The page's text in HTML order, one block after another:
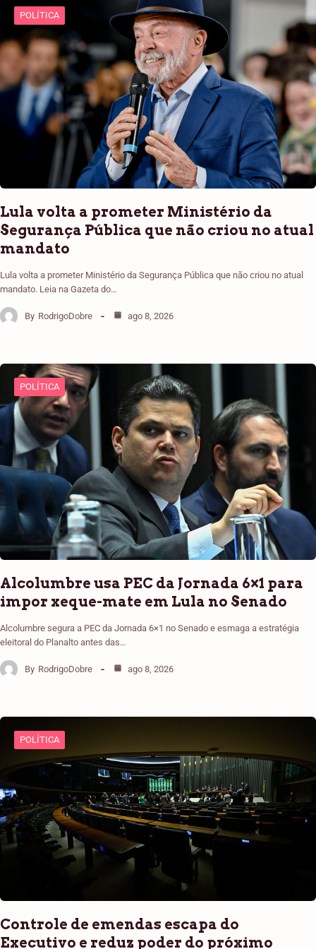
POLÍTICA
Lula volta a prometer Ministério da
Segurança Pública que não criou no atual
mandato
Lula volta a prometer Ministério da Segurança Pública que não criou no atual
mandato. Leia na Gazeta do…
By RodrigoDobre ago 8, 2026
POLÍTICA
Alcolumbre usa PEC da Jornada 6×1 para
impor xeque-mate em Lula no Senado
Alcolumbre segura a PEC da Jornada 6×1 no Senado e esmaga a estratégia
eleitoral do Planalto antes das…
By RodrigoDobre ago 8, 2026
POLÍTICA
Controle de emendas escapa do
Executivo e reduz poder do próximo